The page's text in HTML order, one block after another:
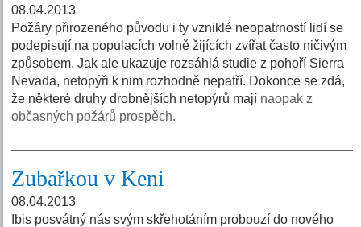
08.04.2013
Požáry přirozeného původu i ty vzniklé neopatrností lidí se
podepisují na populacích volně žijících zvířat často ničivým
způsobem. Jak ale ukazuje rozsáhlá studie z pohoří Sierra
Nevada, netopýři k nim rozhodně nepatří. Dokonce se zdá,
že některé druhy drobnějších netopýrů mají naopak z
občasných požárů prospěch.
Zubařkou v Keni
08.04.2013
Ibis posvátný nás svým skřehotáním probouzí do nového